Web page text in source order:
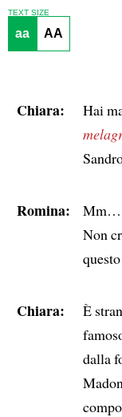
TEXT SIZE
aa AA
Chiara: Hai
Romina: Mm…
Non
Chiara: È
dalla